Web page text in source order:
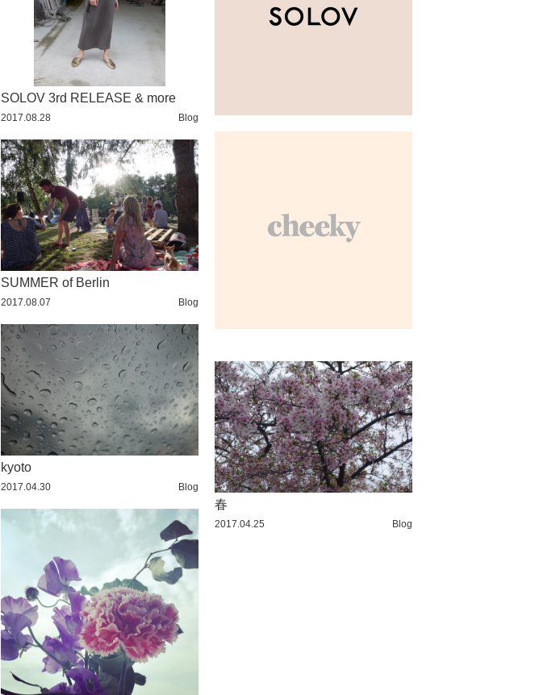
SOLOV 3rd RELEASE & more
2017.08.28 Blog
SUMMER of Berlin
2017.08.07 Blog
kyoto
2017.04.30 Blog
春
2017.04.25 Blog